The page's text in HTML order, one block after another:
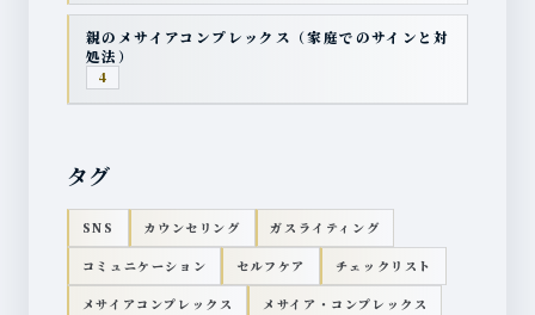
親のメサイアコンプレックス（家庭でのサインと対
処法）
4
タグ
SNS カウンセリング ガスライティング
コミュニケーション セルフケア チェックリスト
メサイアコンプレックス メサイア・コンプレックス